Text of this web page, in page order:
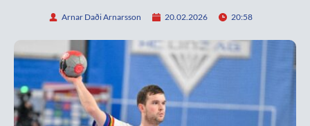
Arnar Daði Arnarsson 20.02.2026 20:58